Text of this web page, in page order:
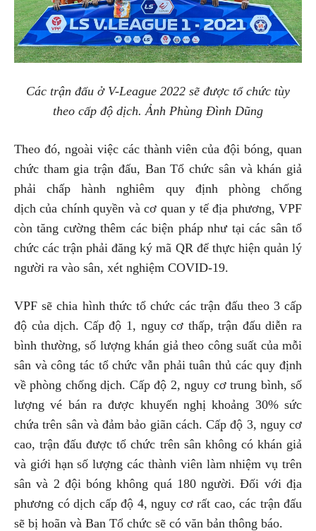
Các trận đấu ở V-League 2022 sẽ được tổ chức tùy
theo cấp độ dịch. Ảnh Phùng Đình Dũng
Theo đó, ngoài việc các thành viên của đội bóng, quan
chức tham gia trận đấu, Ban Tổ chức sân và khán giả
phải chấp hành nghiêm quy định phòng chống
dịch của chính quyền và cơ quan y tế địa phương, VPF
còn tăng cường thêm các biện pháp như tại các sân tổ
chức các trận phải đăng ký mã QR để thực hiện quản lý
người ra vào sân, xét nghiệm COVID-19.
VPF sẽ chia hình thức tổ chức các trận đấu theo 3 cấp
độ của dịch. Cấp độ 1, nguy cơ thấp, trận đấu diễn ra
bình thường, số lượng khán giả theo công suất của mỗi
sân và công tác tổ chức vẫn phải tuân thủ các quy định
về phòng chống dịch. Cấp độ 2, nguy cơ trung bình, số
lượng vé bán ra được khuyến nghị khoảng 30% sức
chứa trên sân và đảm bảo giãn cách. Cấp độ 3, nguy cơ
cao, trận đấu được tổ chức trên sân không có khán giả
và giới hạn số lượng các thành viên làm nhiệm vụ trên
sân và 2 đội bóng không quá 180 người. Đối với địa
phương có dịch cấp độ 4, nguy cơ rất cao, các trận đấu
sẽ bị hoãn và Ban Tổ chức sẽ có văn bản thông báo.